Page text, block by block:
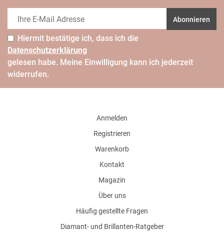
Abonnieren
Hiermit bestätige ich, dass ich die
Daten­schutz­erklärung
gelesen habe. Meine Einwilligung kann ich jederzeit
widerrufen.
Anmelden
Registrieren
Warenkorb
Kontakt
Magazin
Über uns
Häufig gestellte Fragen
Diamant- und Brillanten-Ratgeber